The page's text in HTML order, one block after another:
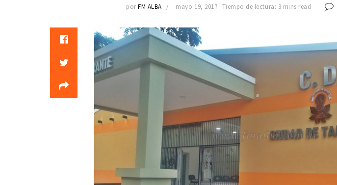
por FM ALBA mayo 19, 2017 Tiempo de lectura: 3 mins read